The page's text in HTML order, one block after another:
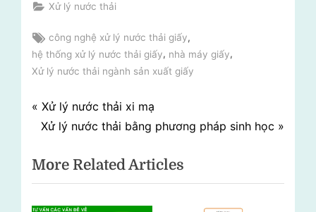
Xử lý nước thải
Tags:
công nghệ xử lý nước thải giấy,
hệ thống xử lý nước thải giấy, nhà máy giấy,
Xử lý nước thải ngành sản xuất giấy
Điều
hướng
bài
P
r
v
i
o
Xử lý nước thải xi mạ
N
x
t
P
Xử lý nước thải bằng phương pháp sinh học
More Related Articles